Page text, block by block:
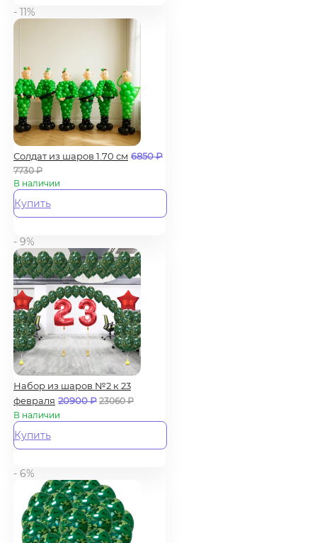
- 11%
Солдат из шаров 1.70 см 6850₽
7730₽
В наличии
Купить
- 9%
Набор из шаров №2 к 23
февраля 20900₽ 23060₽
В наличии
Купить
- 6%